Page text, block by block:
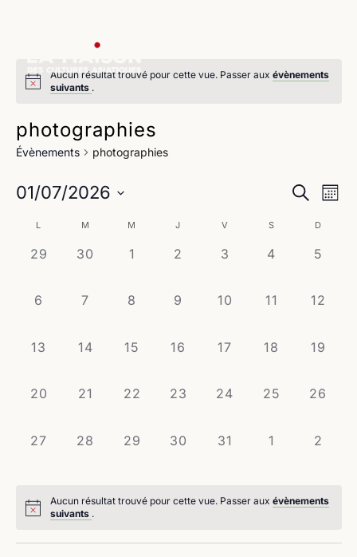
Aucun résultat trouvé pour cette vue. Passer aux évènements
suivants .
photographies
Évènements photographies
vues
Recherche
Mois
01/07/2026
date.
Calendrier
de
Évènements
L M M J V S D
0
29
0
30
0
1
0
2
0
3
0
4
0
5
0
6
0
7
0
8
0
9
0
10
0
11
0
12
0
13
0
14
0
15
0
16
0
17
0
18
0
19
0
20
0
21
0
22
0
23
0
24
0
25
0
26
0
27
0
28
0
29
0
30
0
31
0
1
0
2
Aucun résultat trouvé pour cette vue. Passer aux évènements
suivants .